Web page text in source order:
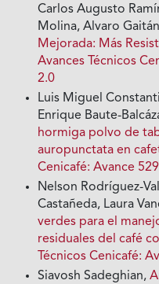
Carlos Augusto
Molina, Alvaro
Mejorada: Más
Avances Técnicos
2.0
Luis Miguel
Enrique Baute-
hormiga polvo de
auropunctata en
Cenicafé: Avance
Nelson Rodríguez-
Castañeda, Laura
verdes para el
residuales del café
Técnicos Cenicafé:
Siavosh Sadeghian,